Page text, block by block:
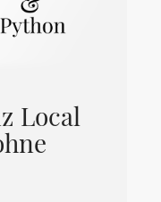
Local